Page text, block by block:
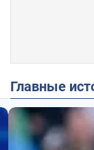
Главные